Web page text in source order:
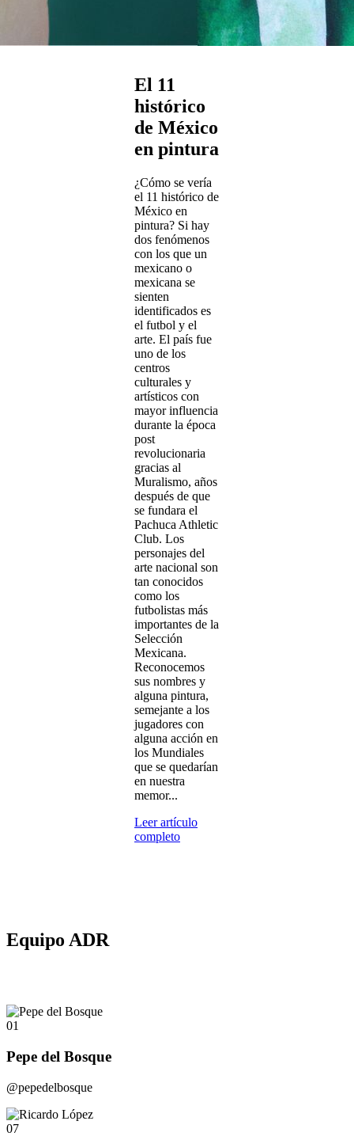
El 11
histórico
de México
en pintura
¿Cómo se vería
el 11 histórico de
México en
pintura? Si hay
dos fenómenos
con los que un
mexicano o
mexicana se
sienten
identificados es
el futbol y el
arte. El país fue
uno de los
centros
culturales y
artísticos con
mayor influencia
durante la época
post
revolucionaria
gracias al
Muralismo, años
después de que
se fundara el
Pachuca Athletic
Club. Los
personajes del
arte nacional son
tan conocidos
como los
futbolistas más
importantes de la
Selección
Mexicana.
Reconocemos
sus nombres y
alguna pintura,
semejante a los
jugadores con
alguna acción en
los Mundiales
que se quedarían
en nuestra
memor...
Leer artículo
completo
Equipo ADR
01
Pepe del Bosque
@pepedelbosque
07